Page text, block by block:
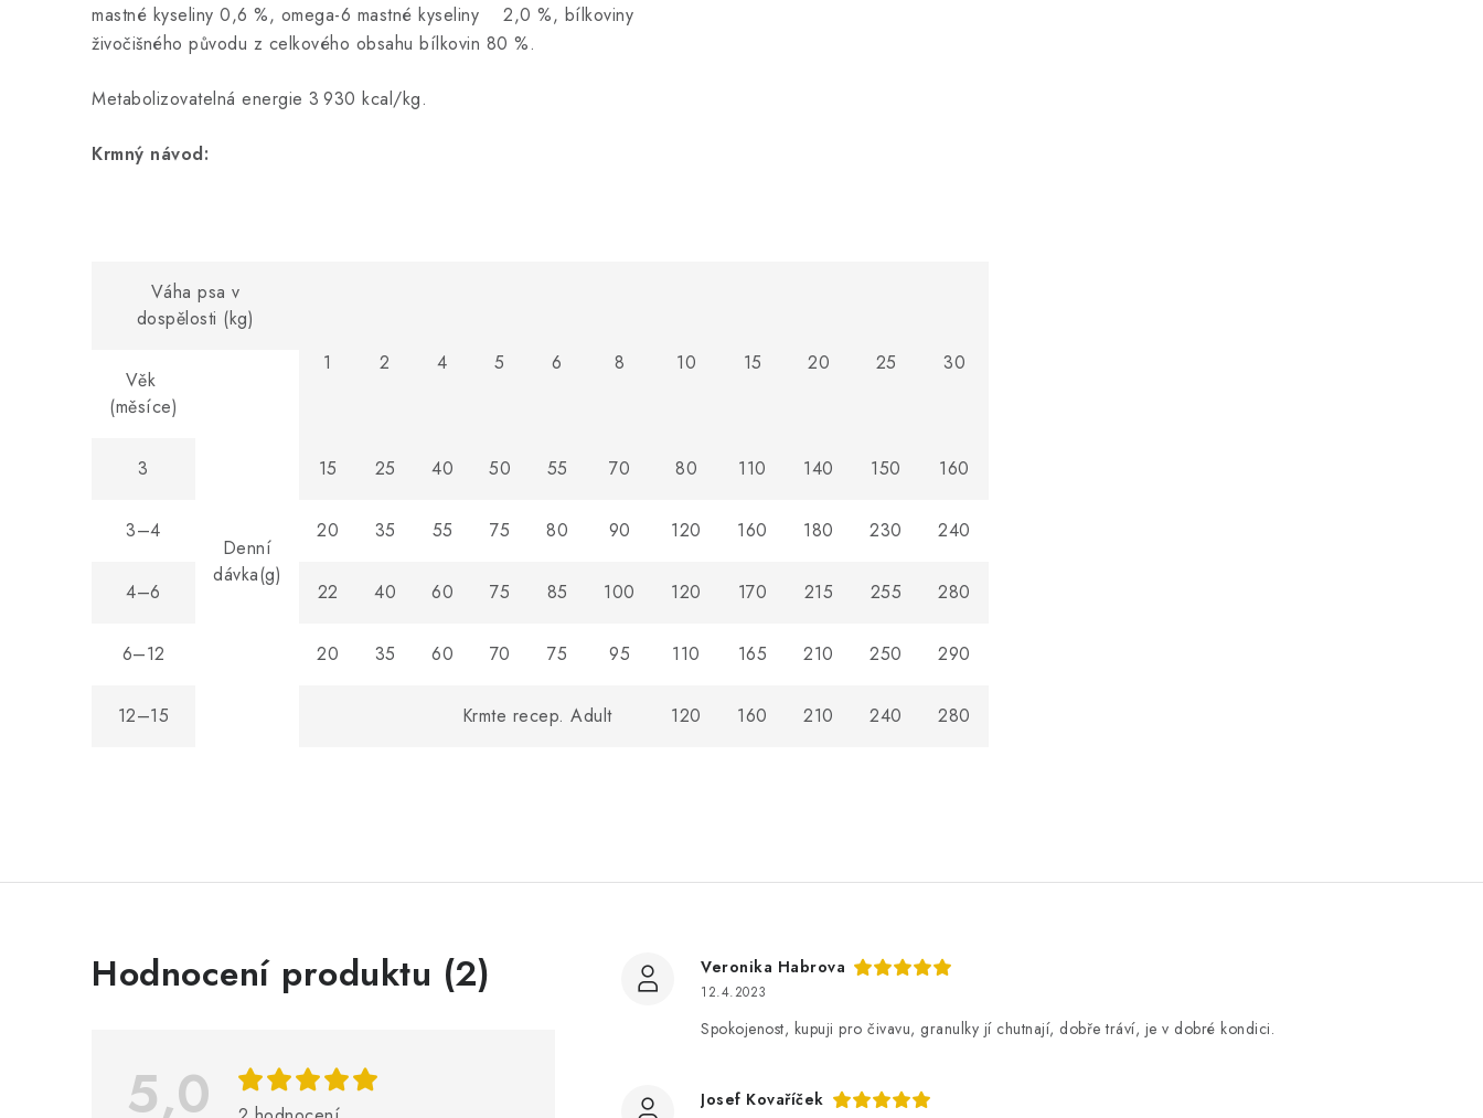
mastné kyseliny 0,6 %, omega-6 mastné kyseliny 2,0 %, bílkoviny
živočišného původu z celkového obsahu bílkovin 80 %.
Metabolizovatelná energie 3 930 kcal/kg.
Krmný návod:
Váha psa v
dospělosti (kg)
1
2 4 5 6 8 10 15 20 25 30
Věk
(měsíce)
Denní
dávka(g)
3 15 25 40 50 55 70 80 110 140 150 160
3–4 20 35 55 75 80 90 120 160 180 230 240
4–6 22 40 60 75 85 100 120 170 215 255 280
6–12 20 35 60 70 75 95 110 165 210 250 290
12–15 Krmte recep. Adult 120 160 210 240 280
Hodnocení produktu (2)
5,0
V
Veronika Habrova
12.4.2023
Spokojenost, kupuji pro čivavu, granulky jí chutnají, dobře tráví, je v dobré kondici.
Josef Kovaříček